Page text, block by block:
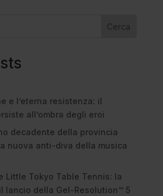
Cerca
e l’eterna resistenza: il
all’ombra degli eroi
decadente della provincia
nuova anti-diva della musica
Little Tokyo Table Tennis: la
lancio della Gel-Resolution™ 5